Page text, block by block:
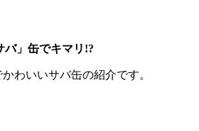
バ」缶でキマリ!?
わいいサバ缶の紹介です。